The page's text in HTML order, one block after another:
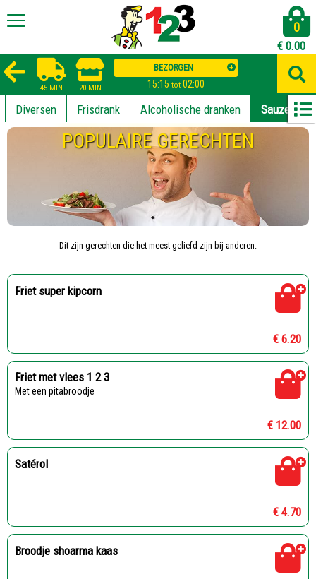
0
€ 0.00
45 MIN 20 MIN
BEZORGEN
15:15 tot 02:00
Diversen Frisdrank Alcoholische dranken Sauzen
POPULAIRE GERECHTEN
Dit zijn gerechten die het meest geliefd zijn bij anderen.
Friet super kipcorn
€ 6.20
Friet met vlees 1 2 3
Met een pitabroodje
€ 12.00
Satérol
€ 4.70
Broodje shoarma kaas